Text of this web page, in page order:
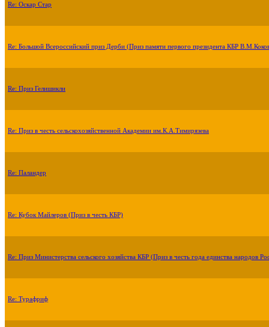
Re: Оскар Стар
Re: Большой Всероссийский приз Дерби (Приз памяти первого президента КБР
Re: Приз Гелишикли
Re: Приз в честь сельскохозяйственной Академии им.К.А.Тимирязева
Re: Паландер
Re: Кубок Майлеров (Приз в честь КБР)
Re: Приз Министерства сельского хозяйства КБР (Приз в честь года единства народов
Re: Турафриф